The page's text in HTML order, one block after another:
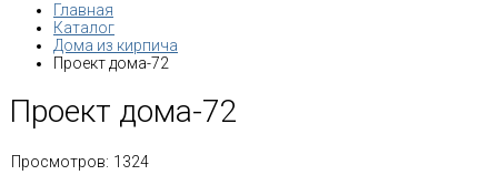
Главная
Каталог
Дома из кирпича
Проект дома-72
Проект дома-72
Просмотров: 1324